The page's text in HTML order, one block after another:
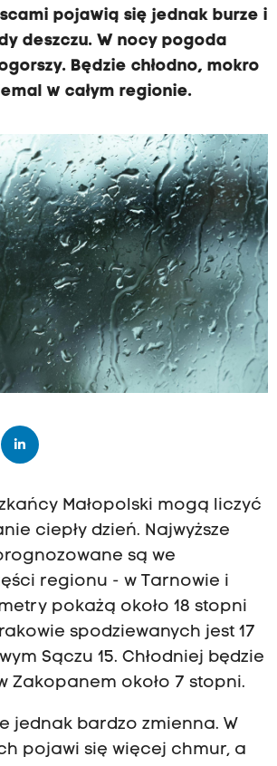
pojawią się jednak burze i
deszczu. W nocy pogoda
Będzie chłodno, mokro
w całym regionie.
Małopolski mogą liczyć
ciepły dzień. Najwyższe
są we
regionu - w Tarnowie i
pokażą około 18 stopni
spodziewanych jest 17
Sączu 15. Chłodniej będzie
Zakopanem około 7 stopni.
jednak bardzo zmienna. W
pojawi się więcej chmur, a